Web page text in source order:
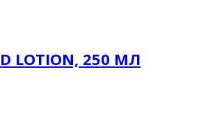
LOTION, 250 МЛ